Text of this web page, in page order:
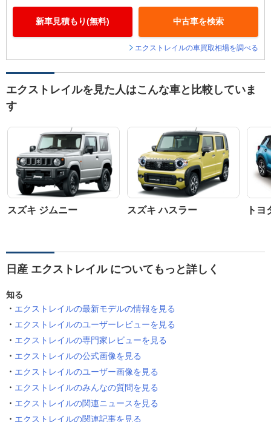
新車見積もり(無料) 中古車を検索
エクストレイルの車買取相場を調べる
エクストレイルを見た人はこんな車と比較していま
す
スズキ ジムニー スズキ ハスラー トヨ
日産 エクストレイル についてもっと詳しく
知る
エクストレイルの最新モデルの情報を見る
エクストレイルのユーザーレビューを見る
エクストレイルの専門家レビューを見る
エクストレイルの公式画像を見る
エクストレイルのユーザー画像を見る
エクストレイルのみんなの質問を見る
エクストレイルの関連ニュースを見る
エクストレイルの関連記事を見る